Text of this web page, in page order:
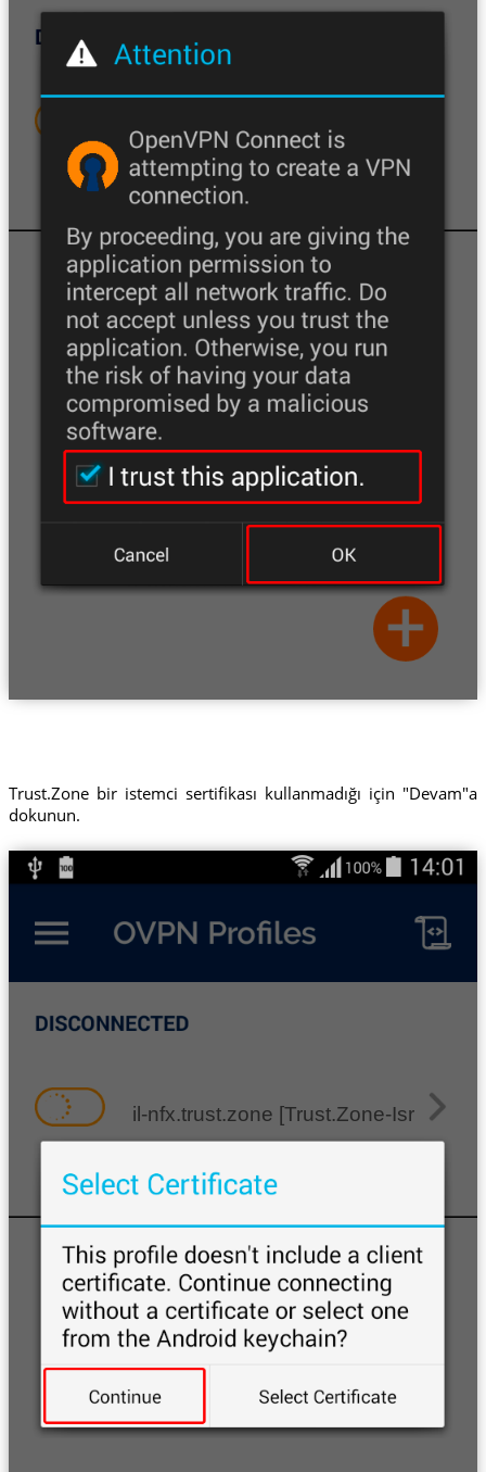
Trust.Zone bir istemci sertifikası kullanmadığı için "Devam"a
dokunun.
il-nfx.trust.zone [Trust.Zone-Israel-